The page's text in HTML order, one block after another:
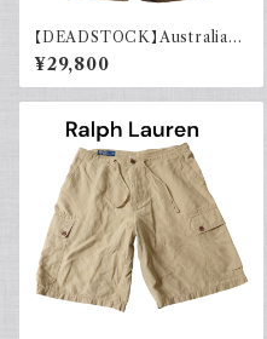
【DEADSTOCK】Australian
army オーストラリア軍 グルカ
ショーツ 40s デッドストック フ
ラッシャー付き ユーロヴィンテ
44年製
¥29,800